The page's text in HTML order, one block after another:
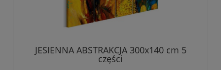
JESIENNA ABSTRAKCJA 300x140 cm 5
części